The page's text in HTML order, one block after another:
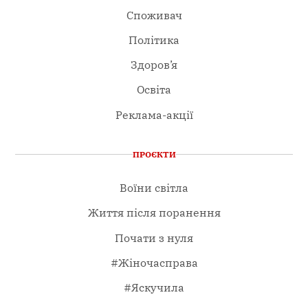
Споживач
Політика
Здоров’я
Освіта
Реклама-акції
ПРОЄКТИ
Воїни світла
Життя після поранення
Почати з нуля
#Жіночасправа
#Яскучила